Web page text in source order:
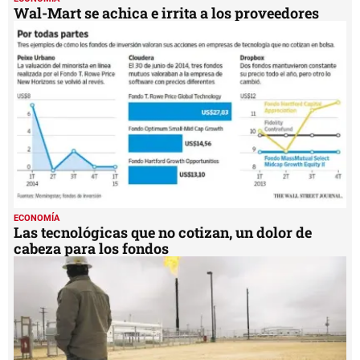
Wal-Mart se achica e irrita a los proveedores
ECONOMÍA
Las tecnológicas que no cotizan, un dolor de
cabeza para los fondos